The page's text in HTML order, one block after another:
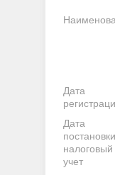
Дата
Дата
налоговый
учет